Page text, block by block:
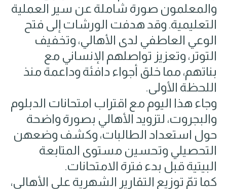
والمعلمون صورة شاملة عن سير العملية
التعليمية. وقد هدفت الورشات إلى فتح
الوعي العاطفي لدى الأهالي، وتخفيف
التوتر، وتعزيز تواصلهم الإنساني مع
بناتهم، مما خلق أجواء دافئة وداعمة منذ
اللحظة الأولى.
وجاء هذا اليوم مع اقتراب امتحانات الدبلوم
والبجروت، لتزويد الأهالي بصورة واضحة
حول استعداد الطالبات، وكشف وضعهن
التحصيلي وتحسين مستوى المتابعة
البيتية قبل بدء فترة الامتحانات.
كما تمّ توزيع التقارير الشهرية على الأهالي،